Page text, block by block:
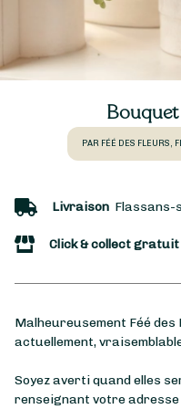
PAR FÉÉ DES FLEURS,
Livraison Flassans-
Click & collect gratuit
Malheureusement Féé
actuellement,
Soyez averti quand elles
renseignant votre adresse